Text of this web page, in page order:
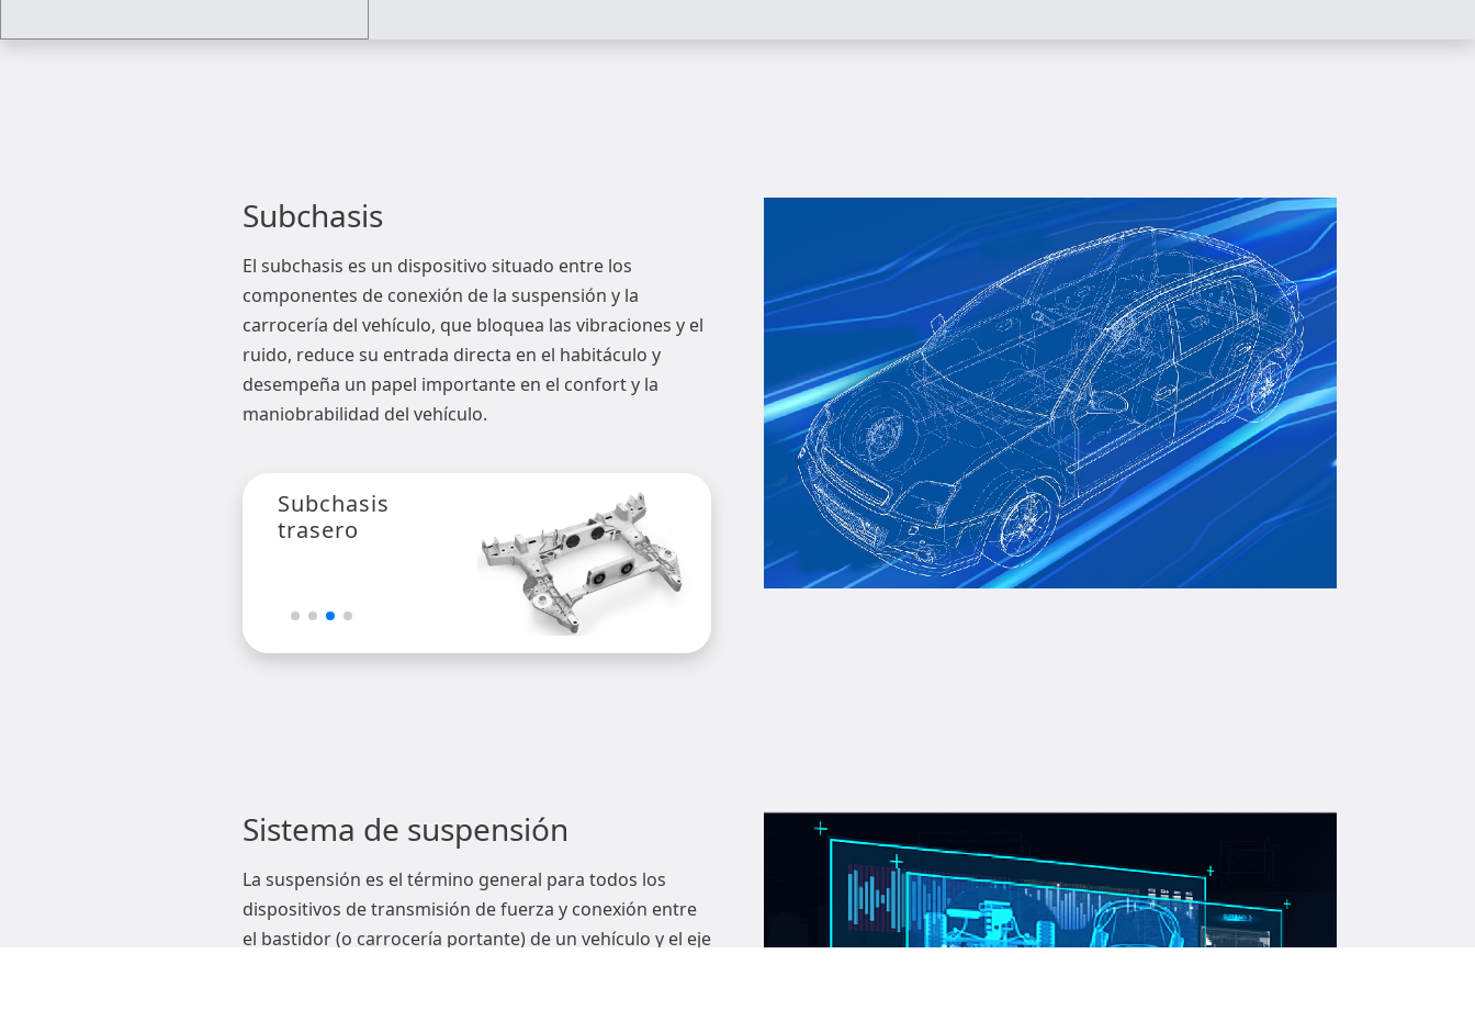
Subchasis
El subchasis es un dispositivo situado entre los
componentes de conexión de la suspensión y la
carrocería del vehículo, que bloquea las vibraciones y el
ruido, reduce su entrada directa en el habitáculo y
desempeña un papel importante en el confort y la
maniobrabilidad del vehículo.
Subchasis
Subchasis
trasero
Sistema de suspensión
La suspensión es el término general para todos los
dispositivos de transmisión de fuerza y conexión entre
el bastidor (o carrocería portante) de un vehículo y el eje